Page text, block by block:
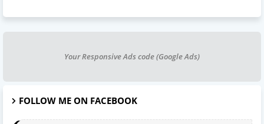
Your Responsive Ads code (Google Ads)
FOLLOW ME ON FACEBOOK